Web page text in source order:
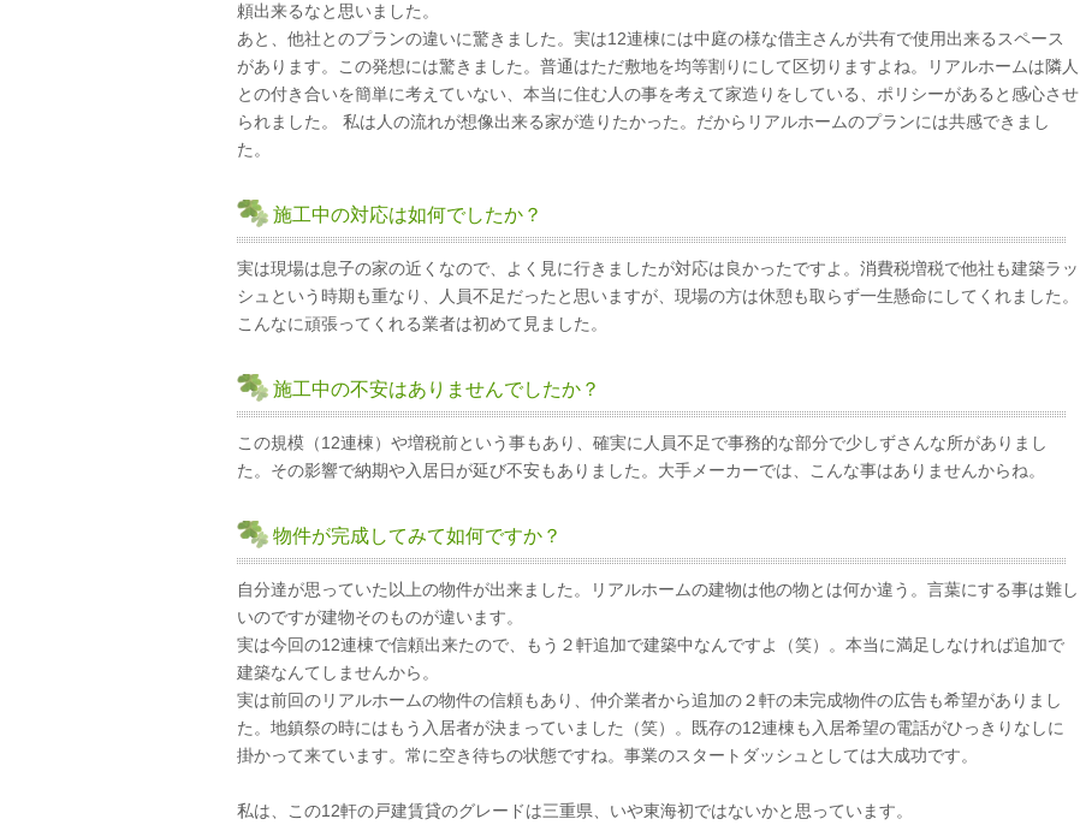
頼出来るなと思いました。
あと、他社とのプランの違いに驚きました。実は12連棟には中庭の様な借主さんが共有で使用出来るスペース
があります。この発想には驚きました。普通はただ敷地を均等割りにして区切りますよね。リアルホームは隣人
との付き合いを簡単に考えていない、本当に住む人の事を考えて家造りをしている、ポリシーがあると感心させ
られました。 私は人の流れが想像出来る家が造りたかった。だからリアルホームのプランには共感できまし
た。
施工中の対応は如何でしたか？
実は現場は息子の家の近くなので、よく見に行きましたが対応は良かったですよ。消費税増税で他社も建築ラッ
シュという時期も重なり、人員不足だったと思いますが、現場の方は休憩も取らず一生懸命にしてくれました。
こんなに頑張ってくれる業者は初めて見ました。
施工中の不安はありませんでしたか？
この規模（12連棟）や増税前という事もあり、確実に人員不足で事務的な部分で少しずさんな所がありまし
た。その影響で納期や入居日が延び不安もありました。大手メーカーでは、こんな事はありませんからね。
物件が完成してみて如何ですか？
自分達が思っていた以上の物件が出来ました。リアルホームの建物は他の物とは何か違う。言葉にする事は難し
いのですが建物そのものが違います。
実は今回の12連棟で信頼出来たので、もう２軒追加で建築中なんですよ（笑）。本当に満足しなければ追加で
建築なんてしませんから。
実は前回のリアルホームの物件の信頼もあり、仲介業者から追加の２軒の未完成物件の広告も希望がありまし
た。地鎮祭の時にはもう入居者が決まっていました（笑）。既存の12連棟も入居希望の電話がひっきりなしに
掛かって来ています。常に空き待ちの状態ですね。事業のスタートダッシュとしては大成功です。
私は、この12軒の戸建賃貸のグレードは三重県、いや東海初ではないかと思っています。